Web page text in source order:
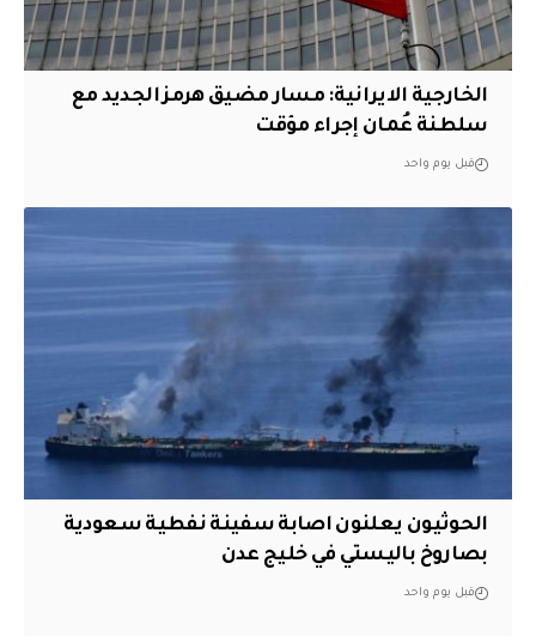
الخارجية الايرانية: مسار مضيق هرمز الجديد مع
سلطنة عُمان إجراء مؤقت
قبل يوم واحد
الحوثيون يعلنون اصابة سفينة نفطية سعودية
بصاروخ باليستي في خليج عدن
قبل يوم واحد